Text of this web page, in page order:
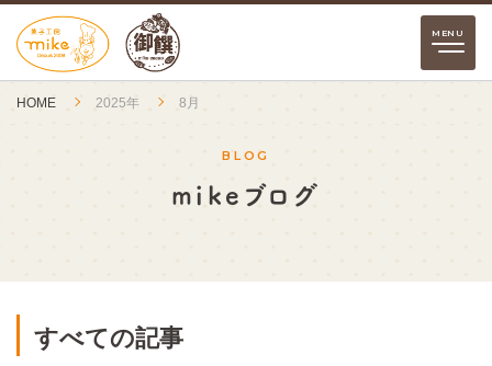
HOME 2025年 8月
BLOG
mikeブログ
すべての記事